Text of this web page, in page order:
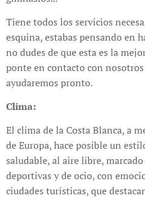
Tiene todos los servicios
esquina, estabas pensando en
no dudes de que esta es la
ponte en contacto con
ayudaremos pronto.
Clima:
El clima de la Costa Blanca, a
de Europa, hace posible un
saludable, al aire libre,
deportivas y de ocio, con
ciudades turísticas, que